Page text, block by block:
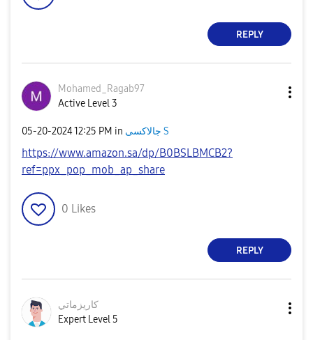
REPLY
Mohamed_Ragab97
Active Level 3
‎05-20-202412:25 PM in جالاكسى S
https://www.amazon.sa/dp/B0BSLBMCB2?
ref=ppx_pop_mob_ap_share
0 Likes
REPLY
كاريزماتي
Expert Level 5